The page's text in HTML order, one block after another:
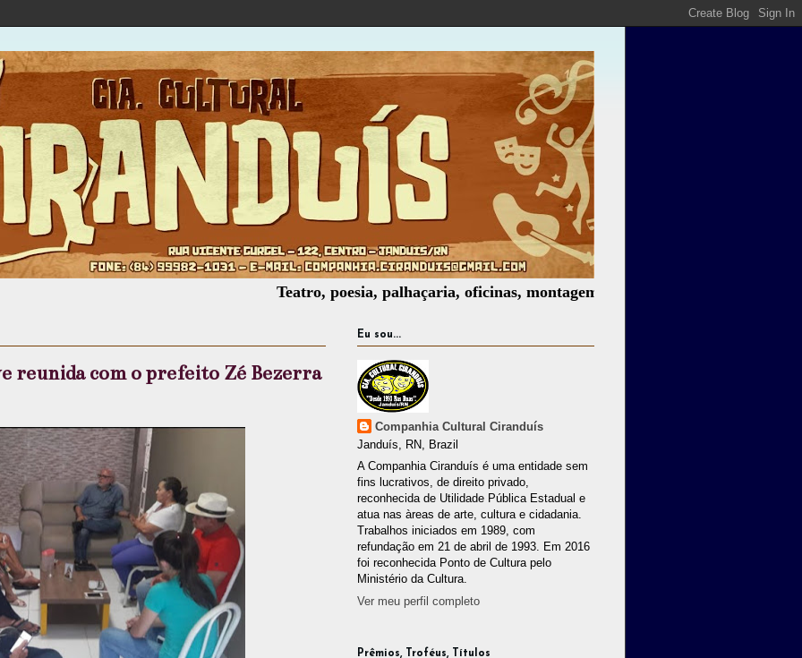
Teatro, poesia, palhaçaria, oficinas, montagem de espetáculos, assessoria cultural,
reunida com o prefeito Zé Bezerra
Eu sou...
Companhia Cultural Ciranduís
Janduís, RN, Brazil
A Companhia Ciranduís é uma entidade sem
fins lucrativos, de direito privado,
reconhecida de Utilidade Pública Estadual e
atua nas àreas de arte, cultura e cidadania.
Trabalhos iniciados em 1989, com
refundação em 21 de abril de 1993. Em 2016
foi reconhecida Ponto de Cultura pelo
Ministério da Cultura.
Ver meu perfil completo
Prêmios, Troféus, Títulos